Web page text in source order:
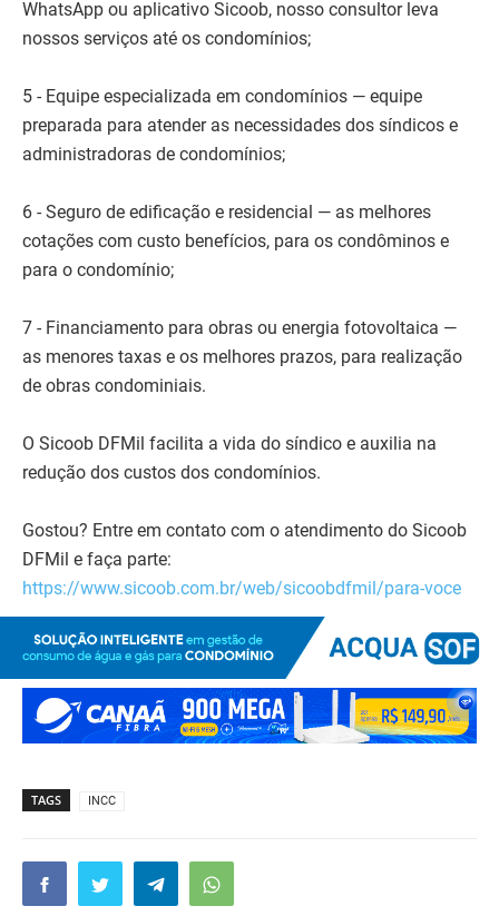
WhatsApp ou aplicativo Sicoob, nosso consultor leva
nossos serviços até os condomínios;
5 - Equipe especializada em condomínios — equipe
preparada para atender as necessidades dos síndicos e
administradoras de condomínios;
6 - Seguro de edificação e residencial — as melhores
cotações com custo benefícios, para os condôminos e
para o condomínio;
7 - Financiamento para obras ou energia fotovoltaica —
as menores taxas e os melhores prazos, para realização
de obras condominiais.
O Sicoob DFMil facilita a vida do síndico e auxilia na
redução dos custos dos condomínios.
Gostou? Entre em contato com o atendimento do Sicoob
DFMil e faça parte:
https://www.sicoob.com.br/web/sicoobdfmil/para-voce
TAGS INCC